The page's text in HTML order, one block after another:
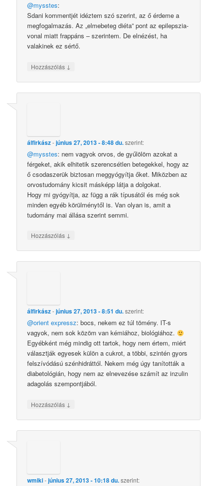
@mysstes:
Sdani kommentjét idéztem szó szerint, az ő érdeme a
megfogalmazás. Az „elmebeteg diéta” pont az epilepszia-
vonal miatt frappáns – szerintem. De elnézést, ha
valakinek ez sértő.
Hozzászólás ↓
álfirkász-június 27, 2013 - 8:48 du.szerint:
@mysstes: nem vagyok orvos, de gyűlölöm azokat a
férgeket, akik elhitetik szerencsétlen betegekkel, hogy az
ő csodaszerük biztosan meggyógyítja őket. Miközben az
orvostudomány kicsit másképp látja a dolgokat.
Hogy mi gyógyítja, az függ a rák típusától és még sok
minden egyéb körülménytől is. Van olyan is, amit a
tudomány mai állása szerint semmi.
Hozzászólás ↓
álfirkász-június 27, 2013 - 8:51 du.szerint:
@orient expressz: bocs, nekem ez túl tömény. IT-s
vagyok, nem sok közöm van kémiához, biológiához.
Egyébként még mindig ott tartok, hogy nem értem, miért
választják egyesek külön a cukrot, a többi, szintén gyors
felszívódású szénhidráttól. Nekem még úgy tanították a
diabetológián, hogy nem az elnevezése számít az inzulin
adagolás szempontjából.
Hozzászólás ↓
wmiki-június 27, 2013 - 10:18 du.szerint: